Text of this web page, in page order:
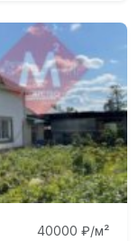
40000 ₽/м²